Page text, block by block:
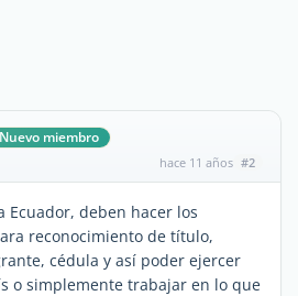
Nuevo miembro
hace 11 años #2
Ecuador, deben hacer los
reconocimiento de título,
cédula y así poder ejercer
o simplemente trabajar en lo que